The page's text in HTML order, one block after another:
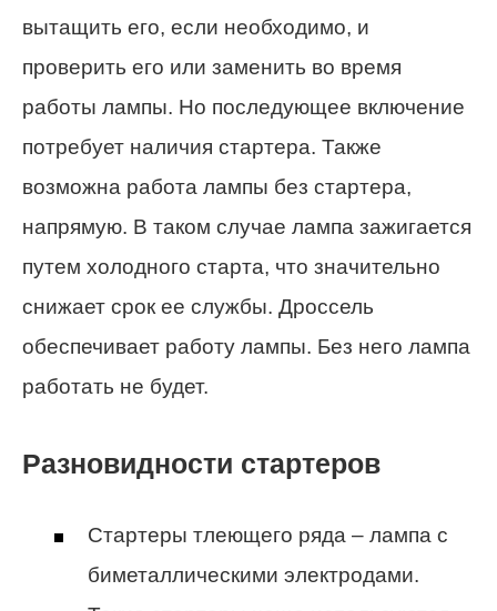
вытащить его, если необходимо, и
проверить его или заменить во время
работы лампы. Но последующее включение
потребует наличия стартера. Также
возможна работа лампы без стартера,
напрямую. В таком случае лампа зажигается
путем холодного старта, что значительно
снижает срок ее службы. Дроссель
обеспечивает работу лампы. Без него лампа
работать не будет.
Разновидности стартеров
Стартеры тлеющего ряда – лампа с
биметаллическими электродами.